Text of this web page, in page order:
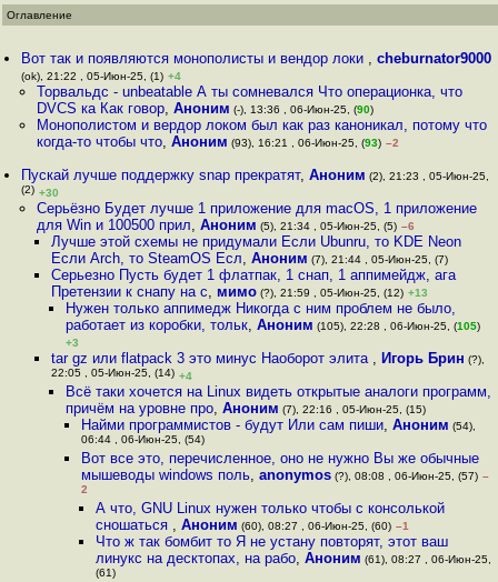
Оглавление
Вот так и появляются монополисты и вендор локи ,cheburnator9000
(ok), 21:22 , 05-Июн-25, (1) +4
Торвальдс - unbeatable А ты сомневался Что операционка, что
DVCS ка Как говор, Аноним (-), 13:36 , 06-Июн-25, (90)
Монополистом и вердор локом был как раз каноникал, потому что
когда-то чтобы что, Аноним (93), 16:21 , 06-Июн-25, (93) –2
Пускай лучше поддержку snap прекратят,Аноним (2), 21:23 , 05-Июн-25,
(2) +30
Серьёзно Будет лучше 1 приложение для macOS, 1 приложение
для Win и 100500 прил, Аноним (5), 21:34 , 05-Июн-25, (5) –6
Лучше этой схемы не придумали Если Ubunru, то KDE Neon
Если Arch, то SteamOS Есл, Аноним (7), 21:44 , 05-Июн-25, (7)
Серьезно Пусть будет 1 флатпак, 1 снап, 1 аппимейдж, ага
Претензии к снапу на с, мимо(?), 21:59 , 05-Июн-25, (12) +13
Нужен только аппимедж Никогда с ним проблем не было,
работает из коробки, тольк,Аноним (105), 22:28 , 06-Июн-25, (105)
+3
tar gz или flatpack 3 это минус Наоборот элита , Игорь Брин (?),
22:05 , 05-Июн-25, (14) +4
Всё таки хочется на Linux видеть открытые аналоги программ,
причём на уровне про,Аноним (7), 22:16 , 05-Июн-25, (15)
Найми программистов - будут Или сам пиши, Аноним (54),
06:44 , 06-Июн-25, (54)
Вот все это, перечисленное, оно не нужно Вы же обычные
мышеводы windows поль, anonymos(?), 08:08 , 06-Июн-25, (57) –
2
А что, GNU Linux нужен только чтобы с консолькой
сношаться , Аноним (60), 08:27 , 06-Июн-25, (60) –1
Что ж так бомбит то Я не устану повторят, этот ваш
линукс на десктопах, на рабо, Аноним (61), 08:27 , 06-Июн-25,
(61)